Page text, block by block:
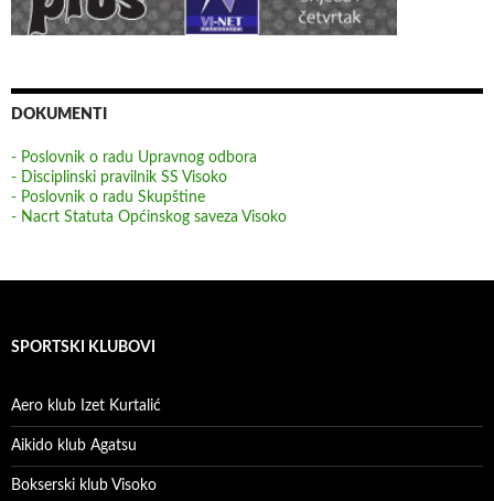
DOKUMENTI
- Poslovnik o radu Upravnog odbora
- Disciplinski pravilnik SS Visoko
- Poslovnik o radu Skupštine
- Nacrt Statuta Općinskog saveza Visoko
SPORTSKI KLUBOVI
Aero klub Izet Kurtalić
Aikido klub Agatsu
Bokserski klub Visoko